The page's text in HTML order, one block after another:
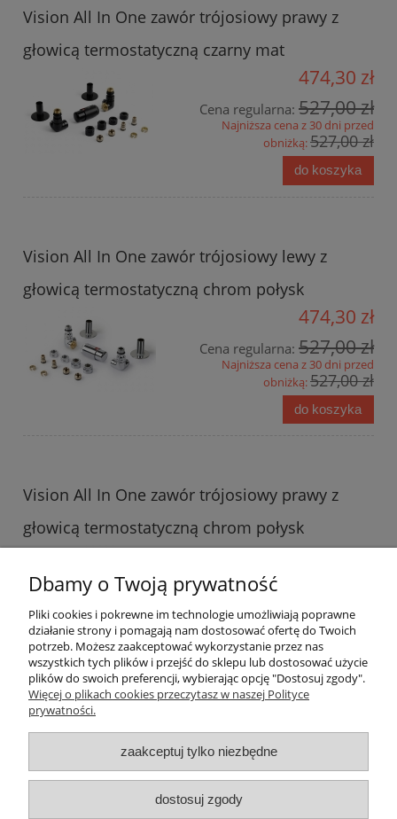
Vision All In One zawór trójosiowy prawy z
głowicą termostatyczną czarny mat
474,30 zł
Cena regularna: 527,00 zł
Najniższa cena z 30 dni przed
obniżką:527,00 zł
do koszyka
Vision All In One zawór trójosiowy lewy z
głowicą termostatyczną chrom połysk
474,30 zł
Cena regularna: 527,00 zł
Najniższa cena z 30 dni przed
obniżką:527,00 zł
do koszyka
Vision All In One zawór trójosiowy prawy z
głowicą termostatyczną chrom połysk
474,30 zł
Cena regularna:
obniżką:527,00 zł
do koszyka
Informacje o sklepie
Warunki zakupów
Dbamy o Twoją prywatność
Pliki cookies i pokrewne im technologie umożliwiają poprawne
działanie strony i pomagają nam dostosować ofertę do Twoich
potrzeb. Możesz zaakceptować wykorzystanie przez nas
wszystkich tych plików i przejść do sklepu lub dostosować użycie
plików do swoich preferencji, wybierając opcję "Dostosuj zgody".
Więcej o plikach cookies przeczytasz w naszej Polityce
prywatności.
zaakceptuj tylko niezbędne
dostosuj zgody